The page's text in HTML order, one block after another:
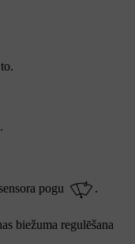
pogu .
biežuma regulēšana